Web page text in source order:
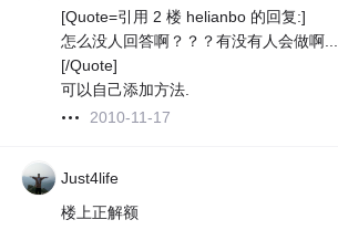
[Quote=引用 2 楼 helianbo 的回复:]
怎么没人回答啊？？？有没有人会做啊...
[/Quote]
可以自己添加方法.
2010-11-17
Just4life
楼上正解额